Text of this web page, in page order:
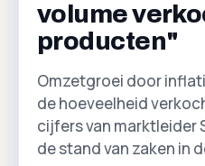
volume
producten"
Omzetgroei door
de hoeveelheid
cijfers van marktleider
de stand van zaken in